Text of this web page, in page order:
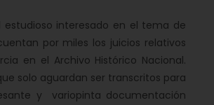
estudioso interesado en el tema de
por miles los juicios relativos
en el Archivo Histórico Nacional.
solo aguardan ser transcritos para
y variopinta documentación